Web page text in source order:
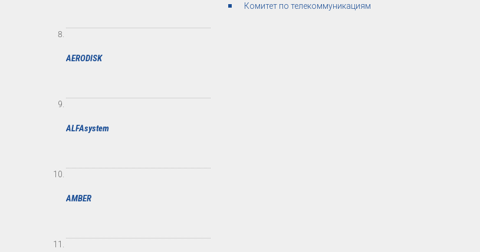
AERODISK
ALFAsystem
AMBER
Комитет по телекоммуникациям